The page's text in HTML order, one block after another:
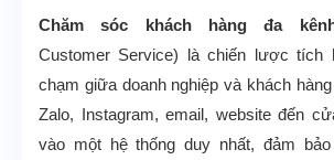
Chăm sóc khách hàng đa
Customer Service) là chiến lược tích
chạm giữa doanh nghiệp và khách
Zalo, Instagram, email, website đến
vào một hệ thống duy nhất, đảm